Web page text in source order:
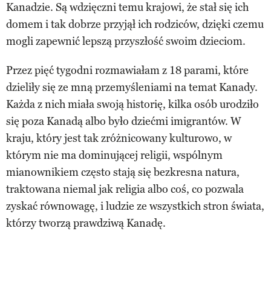
Kanadzie. Są wdzięczni temu krajowi, że stał się ich
domem i tak dobrze przyjął ich rodziców, dzięki czemu
mogli zapewnić lepszą przyszłość swoim dzieciom.
Przez pięć tygodni rozmawiałam z 18 parami, które
dzieliły się ze mną przemyśleniami na temat Kanady.
Każda z nich miała swoją historię, kilka osób urodziło
się poza Kanadą albo było dziećmi imigrantów. W
kraju, który jest tak zróżnicowany kulturowo, w
którym nie ma dominującej religii, wspólnym
mianownikiem często stają się bezkresna natura,
traktowana niemal jak religia albo coś, co pozwala
zyskać równowagę, i ludzie ze wszystkich stron świata,
którzy tworzą prawdziwą Kanadę.